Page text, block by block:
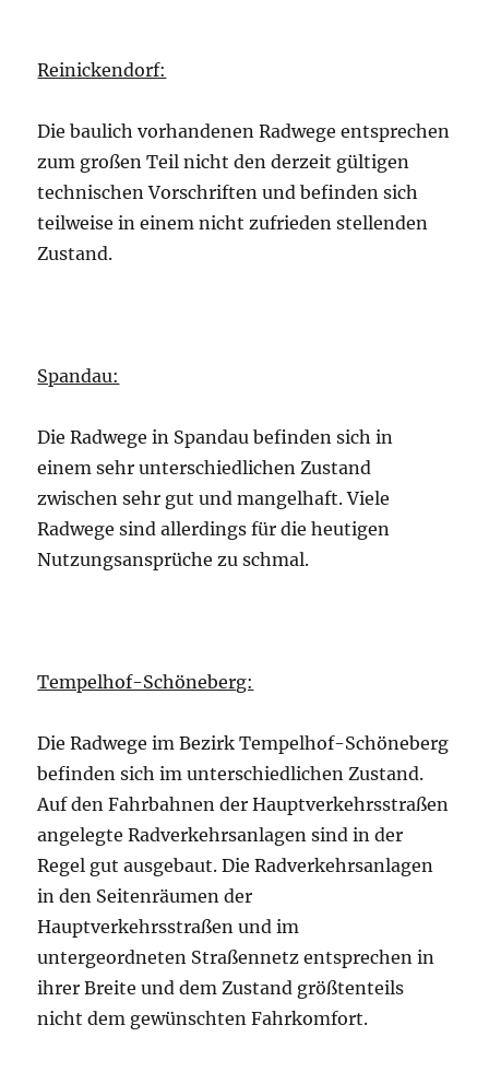
Reinickendorf:
Die baulich vorhandenen Radwege entsprechen
zum großen Teil nicht den derzeit gültigen
technischen Vorschriften und befinden sich
teilweise in einem nicht zufrieden stellenden
Zustand.
Spandau:
Die Radwege in Spandau befinden sich in
einem sehr unterschiedlichen Zustand
zwischen sehr gut und mangelhaft. Viele
Radwege sind allerdings für die heutigen
Nutzungsansprüche zu schmal.
Tempelhof-Schöneberg:
Die Radwege im Bezirk Tempelhof-Schöneberg
befinden sich im unterschiedlichen Zustand.
Auf den Fahrbahnen der Hauptverkehrsstraßen
angelegte Radverkehrsanlagen sind in der
Regel gut ausgebaut. Die Radverkehrsanlagen
in den Seitenräumen der
Hauptverkehrsstraßen und im
untergeordneten Straßennetz entsprechen in
ihrer Breite und dem Zustand größtenteils
nicht dem gewünschten Fahrkomfort.